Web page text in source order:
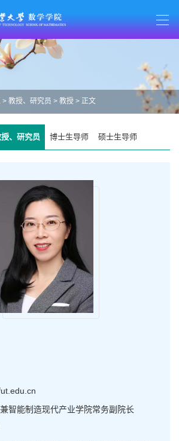
> 教授、研究员 > 教授 > 正文
、研究员 博士生导师 硕士生导师
智能制造现代产业学院常务副院长